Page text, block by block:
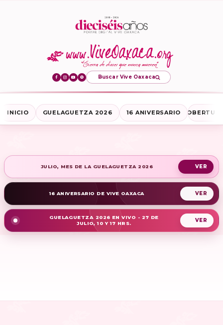
Buscar Vive Oaxaca
INICIO GUELAGUETZA 2026 16 ANIVERSARIO
JULIO, MES DE LA GUELAGUETZA 2026
16 ANIVERSARIO DE VIVE OAXACA
GUELAGUETZA 2026 EN VIVO - 27 DE
JULIO, 10 Y 17 HRS.